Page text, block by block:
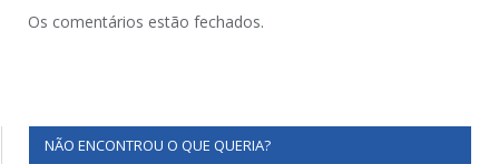
Os comentários estão fechados.
NÃO ENCONTROU O QUE QUERIA?